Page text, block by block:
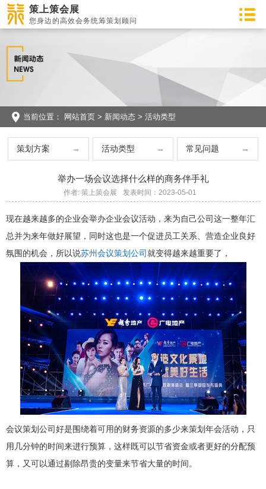
策上策会展
您身边的高效会务统筹策划顾问
当前位置： 网站首页 > 新闻动态 > 活动类型
策划方案 活动类型 常见问题
举办一场会议选择什么样的商务伴手礼
作者: 策上策会展 发表时间：2023-05-01
现在越来越多的企业会举办企业会议活动，来为自己公司这一整年汇
总并为来年做好展望，同时这也是一个促进员工关系、营造企业良好
氛围的机会，所以说苏州会议策划公司就变得越来越重要了，
会议策划公司好是围绕着可用的财务资源的多少来策划年会活动，只
用几分钟的时间来进行预算，这样既可以节省资金或者更好的分配预
算，又可以通过剔除昂贵的变量来节省大量的时间。